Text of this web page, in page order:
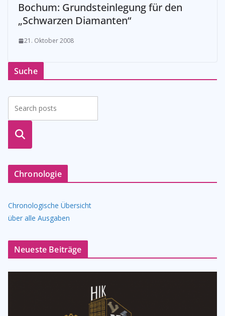
Bochum: Grundsteinlegung für den
„Schwarzen Diamanten“
21. Oktober 2008
Suche
suche
Chronologie
Chronologische Übersicht
über alle Ausgaben
Neueste Beiträge